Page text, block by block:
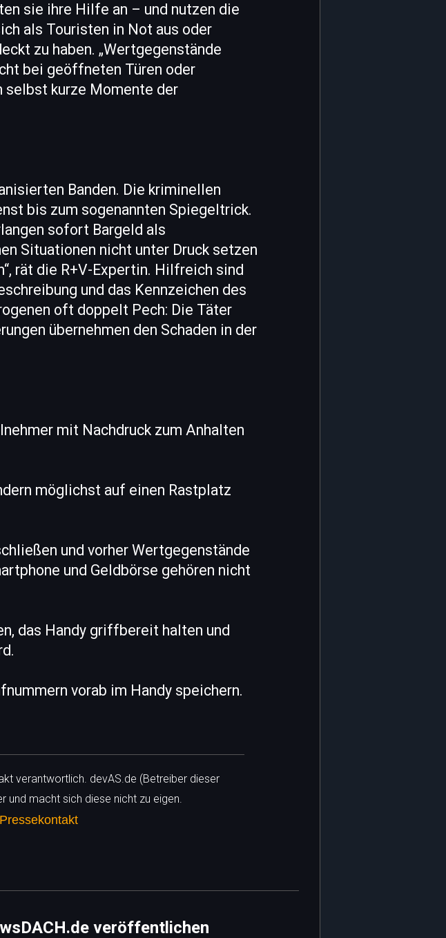
sie ihre Hilfe an – und nutzen die
als Touristen in Not aus oder
zu haben. „Wertgegenstände
bei geöffneten Türen oder
selbst kurze Momente der
Banden. Die kriminellen
bis zum sogenannten Spiegeltrick.
sofort Bargeld als
Situationen nicht unter Druck setzen
rät die R+V-Expertin. Hilfreich sind
und das Kennzeichen des
oft doppelt Pech: Die Täter
übernehmen den Schaden in der
mit Nachdruck zum Anhalten
möglichst auf einen Rastplatz
und vorher Wertgegenstände
und Geldbörse gehören nicht
das Handy griffbereit halten und
vorab im Handy speichern.
verantwortlich. devAS.de (Betreiber dieser
und macht sich diese nicht zu eigen.
veröffentlichen